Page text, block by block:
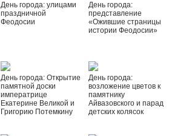
День города: улицами
праздничной
Феодосии
День города:
представление
«Ожившие страницы
истории Феодосии»
День города: Открытие
памятной доски
императрице
Екатерине Великой и
Григорию Потемкину
День города:
возложение цветов к
памятнику
Айвазовского и парад
детских колясок